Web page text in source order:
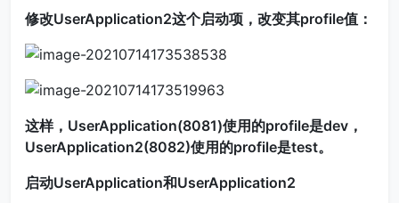
修改UserApplication2这个启动项，改变其profile值：
这样，UserApplication(8081)使用的profile是dev，
UserApplication2(8082)使用的profile是test。
启动UserApplication和UserApplication2